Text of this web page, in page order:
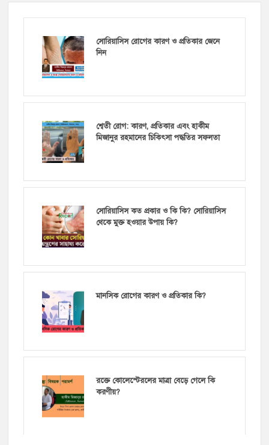
সোরিয়াসিস রোগের কারণ ও প্রতিকার জেনে
নিন
শ্বেতী রোগ: কারণ, প্রতিকার এবং হাকীম
মিজানুর রহমানের চিকিৎসা পদ্ধতির সফলতা
সোরিয়াসিস কত প্রকার ও কি কি? সোরিয়াসিস
থেকে মুক্ত হওয়ার উপায় কি?
মানসিক রোগের কারণ ও প্রতিকার কি?
রক্তে কোলেস্টেরলের মাত্রা বেড়ে গেলে কি
করণীয়?